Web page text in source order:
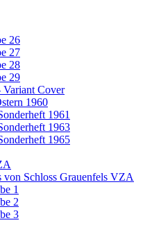
26
27
28
29
Cover
1960
1961
1963
1965
von Schloss Grauenfels VZA
1
2
3